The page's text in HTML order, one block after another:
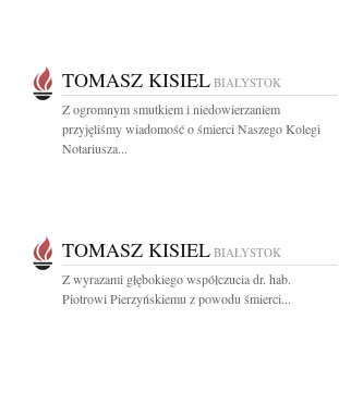
TOMASZ KISIEL BIAŁYSTOK
Z ogromnym smutkiem i niedowierzaniem
przyjęliśmy wiadomość o śmierci Naszego Kolegi
Notariusza...
TOMASZ KISIEL BIAŁYSTOK
Z wyrazami głębokiego współczucia dr. hab.
Piotrowi Pierzyńskiemu z powodu śmierci...